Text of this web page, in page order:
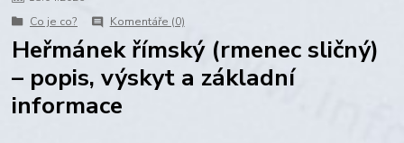
Co je co?
Komentáře (0)
Heřmánek římský (rmenec sličný)
– popis, výskyt a základní
informace